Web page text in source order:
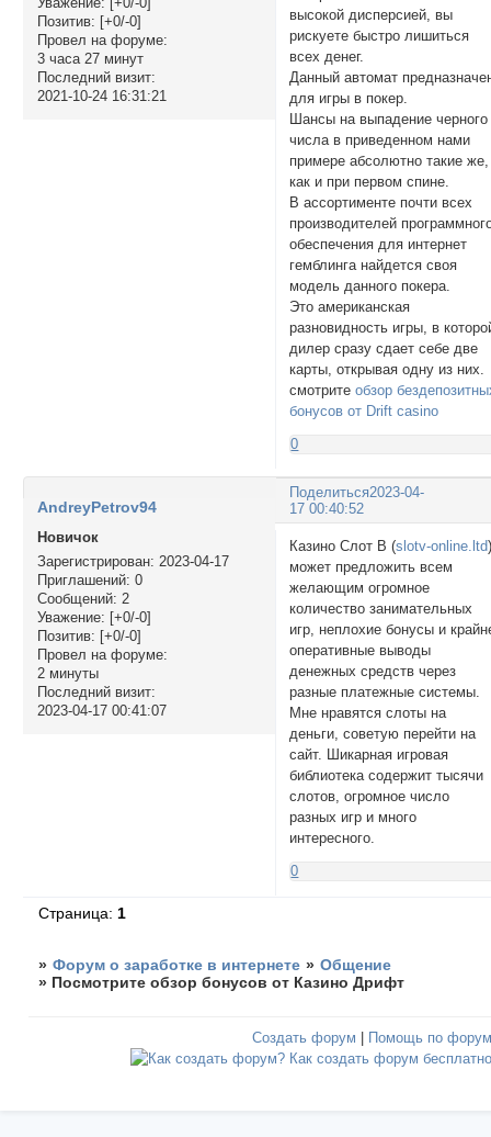
Позитив: [+0/-0]
Провел на форуме:
3 часа 27 минут
Последний визит:
2021-10-24 16:31:21
высокой дисперсией, вы
рискуете быстро лишиться
всех денег.
Данный автомат
для игры в покер.
Шансы на выпадение черного
числа в приведенном нами
примере абсолютно такие же,
как и при первом спине.
В ассортименте почти всех
производителей
обеспечения для интернет
гемблинга найдется своя
модель данного покера.
Это американская
разновидность игры, в
дилер сразу сдает себе две
карты, открывая одну из них.
смотритеобзор
бонусов от Drift casino
0
Поделиться2023-04-
17 00:40:52
AndreyPetrov94
Новичок
Зарегистрирован: 2023-04-17
Приглашений: 0
Сообщений: 2
Уважение: [+0/-0]
Позитив: [+0/-0]
Провел на форуме:
2 минуты
Последний визит:
2023-04-17 00:41:07
Казино Слот В (slotv-online.ltd
может предложить всем
желающим огромное
количество занимательных
игр, неплохие бонусы и
оперативные выводы
денежных средств через
разные платежные системы.
Мне нравятся слоты на
деньги, советую перейти на
сайт. Шикарная игровая
библиотека содержит тысячи
слотов, огромное число
разных игр и много
интересного.
0
Страница: 1
» Форум о заработке в интернете » Общение
» Посмотрите обзор бонусов от Казино Дрифт
Создать форум Помощь по